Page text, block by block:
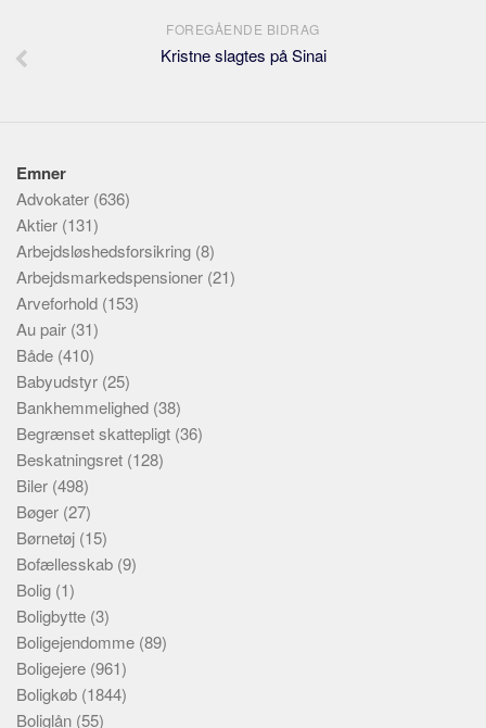
FOREGÅENDE BIDRAG
Kristne slagtes på Sinai
Emner
Advokater (636)
Aktier (131)
Arbejdsløshedsforsikring (8)
Arbejdsmarkedspensioner (21)
Arveforhold (153)
Au pair (31)
Både (410)
Babyudstyr (25)
Bankhemmelighed (38)
Begrænset skattepligt (36)
Beskatningsret (128)
Biler (498)
Bøger (27)
Børnetøj (15)
Bofællesskab (9)
Bolig (1)
Boligbytte (3)
Boligejendomme (89)
Boligejere (961)
Boligkøb (1844)
Boliglån (55)